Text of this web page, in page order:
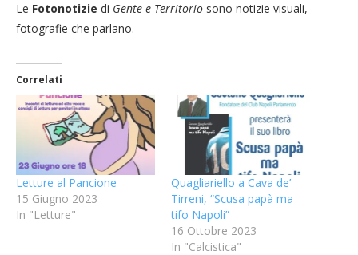
Le Fotonotizie di Gente e Territorio sono notizie visuali,
fotografie che parlano.
Correlati
Letture al Pancione
15 Giugno 2023
In "Letture"
Quagliariello a Cava de’
Tirreni, “Scusa papà ma
tifo Napoli”
16 Ottobre 2023
In "Calcistica"